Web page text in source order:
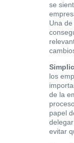
se
Una
los
de la
papel
evitar